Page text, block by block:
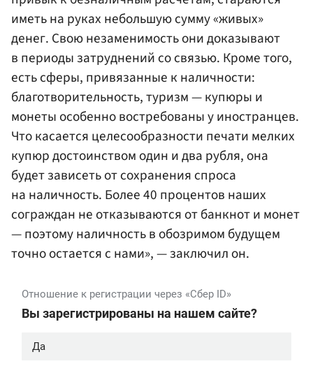
иметь на руках небольшую сумму «живых»
денег. Свою незаменимость они доказывают
в периоды затруднений со связью. Кроме того,
есть сферы, привязанные к наличности:
благотворительность, туризм — купюры и
монеты особенно востребованы у иностранцев.
Что касается целесообразности печати мелких
купюр достоинством один и два рубля, она
будет зависеть от сохранения спроса
на наличность. Более 40 процентов наших
сограждан не отказываются от банкнот и монет
— поэтому наличность в обозримом будущем
точно остается с нами», — заключил он.